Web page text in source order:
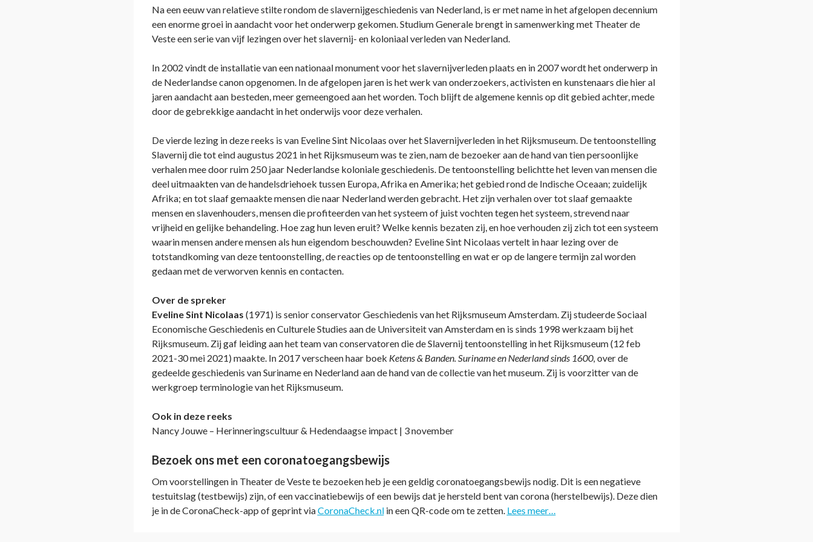
Na een eeuw van relatieve stilte rondom de slavernijgeschiedenis van Nederland, is er met name in het afgelopen decennium
een enorme groei in aandacht voor het onderwerp gekomen. Studium Generale brengt in samenwerking met Theater de
Veste een serie van vijf lezingen over het slavernij- en koloniaal verleden van Nederland.
In 2002 vindt de installatie van een nationaal monument voor het slavernijverleden plaats en in 2007 wordt het onderwerp in
de Nederlandse canon opgenomen. In de afgelopen jaren is het werk van onderzoekers, activisten en kunstenaars die hier al
jaren aandacht aan besteden, meer gemeengoed aan het worden. Toch blijft de algemene kennis op dit gebied achter, mede
door de gebrekkige aandacht in het onderwijs voor deze verhalen.
De vierde lezing in deze reeks is van Eveline Sint Nicolaas over het Slavernijverleden in het Rijksmuseum. De tentoonstelling
Slavernij die tot eind augustus 2021 in het Rijksmuseum was te zien, nam de bezoeker aan de hand van tien persoonlijke
verhalen mee door ruim 250 jaar Nederlandse koloniale geschiedenis. De tentoonstelling belichtte het leven van mensen die
deel uitmaakten van de handelsdriehoek tussen Europa, Afrika en Amerika; het gebied rond de Indische Oceaan; zuidelijk
Afrika; en tot slaaf gemaakte mensen die naar Nederland werden gebracht. Het zijn verhalen over tot slaaf gemaakte
mensen en slavenhouders, mensen die profiteerden van het systeem of juist vochten tegen het systeem, strevend naar
vrijheid en gelijke behandeling. Hoe zag hun leven eruit? Welke kennis bezaten zij, en hoe verhouden zij zich tot een systeem
waarin mensen andere mensen als hun eigendom beschouwden? Eveline Sint Nicolaas vertelt in haar lezing over de
totstandkoming van deze tentoonstelling, de reacties op de tentoonstelling en wat er op de langere termijn zal worden
gedaan met de verworven kennis en contacten.
Over de spreker
Eveline Sint Nicolaas (1971) is senior conservator Geschiedenis van het Rijksmuseum Amsterdam. Zij studeerde Sociaal
Economische Geschiedenis en Culturele Studies aan de Universiteit van Amsterdam en is sinds 1998 werkzaam bij het
Rijksmuseum. Zij gaf leiding aan het team van conservatoren die de Slavernij tentoonstelling in het Rijksmuseum (12 feb
2021-30 mei 2021) maakte. In 2017 verscheen haar boek Ketens & Banden. Suriname en Nederland sinds 1600, over de
gedeelde geschiedenis van Suriname en Nederland aan de hand van de collectie van het museum. Zij is voorzitter van de
werkgroep terminologie van het Rijksmuseum.
Ook in deze reeks
Nancy Jouwe – Herinneringscultuur & Hedendaagse impact | 3 november
Bezoek ons met een coronatoegangsbewijs
Om voorstellingen in Theater de Veste te bezoeken heb je een geldig coronatoegangsbewijs nodig. Dit is een negatieve
testuitslag (testbewijs) zijn, of een vaccinatiebewijs of een bewijs dat je hersteld bent van corona (herstelbewijs). Deze dien
je in de CoronaCheck-app of geprint viaCoronaCheck.nlin een QR-code om te zetten. Lees meer…